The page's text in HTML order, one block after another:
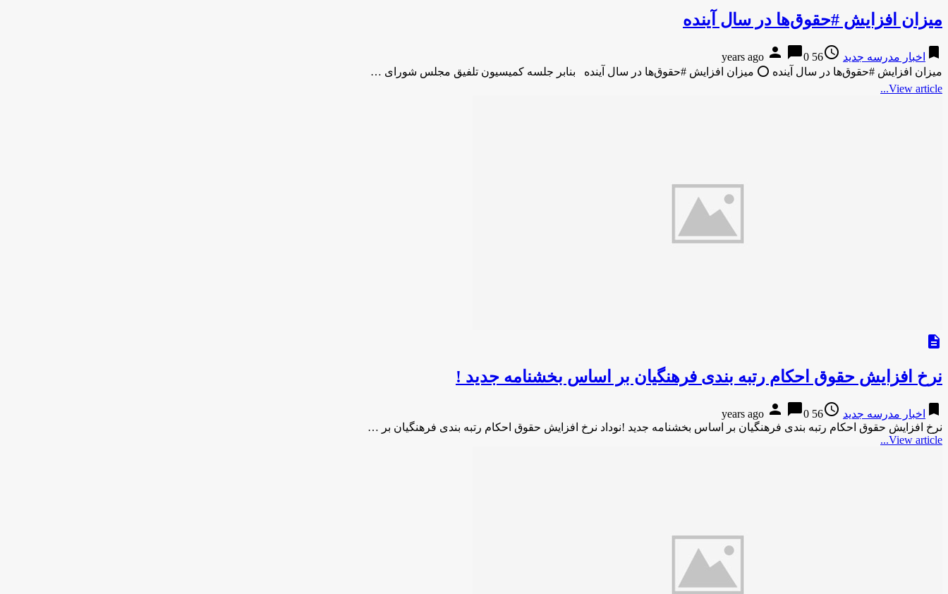
میزان افزایش #حقوق‌ها در سال آینده
bookmark اخبار مدرسه جدید access_time
56 years ago
person chat_bubble0
میزان افزایش #حقوق‌ها در سال آینده ⭕️ میزان افزایش #حقوق‌ها در سال آینده بنابر جلسه کمیسیون تلفیق مجلس شورای …
View article...
description
نرخ افزایش حقوق احکام رتبه بندی فرهنگیان بر اساس بخشنامه جدید !
bookmark اخبار مدرسه جدید access_time
56 years ago
person chat_bubble0
نرخ افزایش حقوق احکام رتبه بندی فرهنگیان بر اساس بخشنامه جدید !نوداد نرخ افزایش حقوق احکام رتبه بندی فرهنگیان بر …
View article...